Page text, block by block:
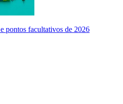
pontos facultativos de 2026